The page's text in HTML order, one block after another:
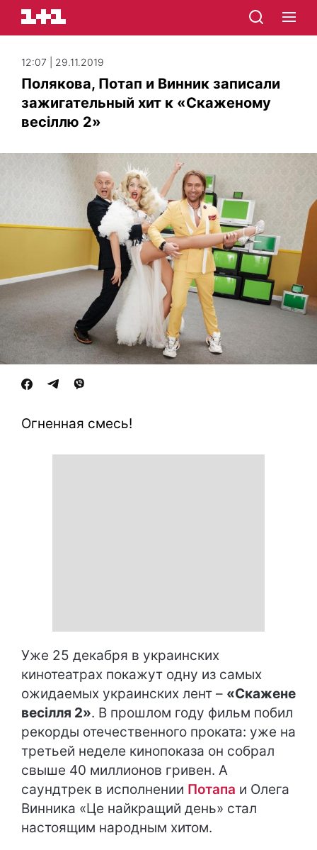
12:07 | 29.11.2019
Полякова, Потап и Винник записали
зажигательный хит к «Скаженому
весіллю 2»
Огненная смесь!
Уже 25 декабря в украинских
кинотеатрах покажут одну из самых
ожидаемых украинских лент – «Скажене
весілля 2». В прошлом году фильм побил
рекорды отечественного проката: уже на
третьей неделе кинопоказа он собрал
свыше 40 миллионов гривен. А
саундтрек в исполнении Потапа и Олега
Винника «Це найкращий день» стал
настоящим народным хитом.